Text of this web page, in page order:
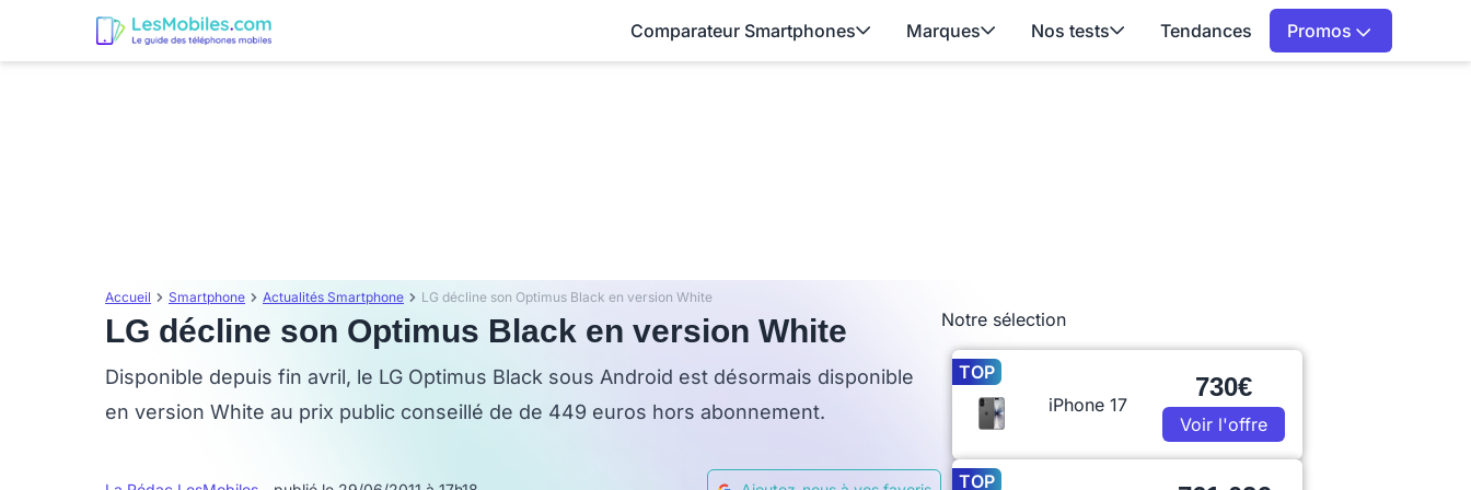
Comparateur Smartphones Marques Nos tests Tendances Promos
Accueil Smartphone Actualités Smartphone LG décline son Optimus Black en version White
LG décline son Optimus Black en version White
Disponible depuis fin avril, le LG Optimus Black sous Android est désormais disponible
en version White au prix public conseillé de de 449 euros hors abonnement.
Notre sélection
TOP
iPhone 17
730€
Voir l'offre
TOP